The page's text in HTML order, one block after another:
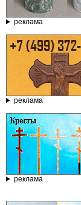
реклама
реклама
реклама